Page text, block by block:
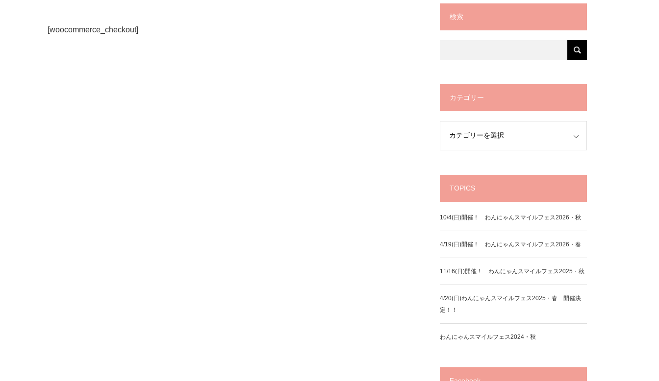
[woocommerce_checkout]
検索
カテゴリー
TOPICS
10/4(日)開催！ わんにゃんスマイルフェス2026・秋
4/19(日)開催！ わんにゃんスマイルフェス2026・春
11/16(日)開催！ わんにゃんスマイルフェス2025・秋
4/20(日)わんにゃんスマイルフェス2025・春 開催決
定！！
わんにゃんスマイルフェス2024・秋